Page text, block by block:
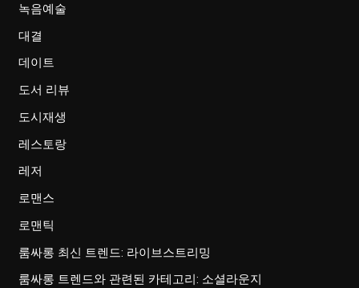
녹음예술
대결
데이트
도서 리뷰
도시재생
레스토랑
레저
로맨스
로맨틱
룸싸롱 최신 트렌드: 라이브스트리밍
룸싸롱 트렌드와 관련된 카테고리: 소셜라운지